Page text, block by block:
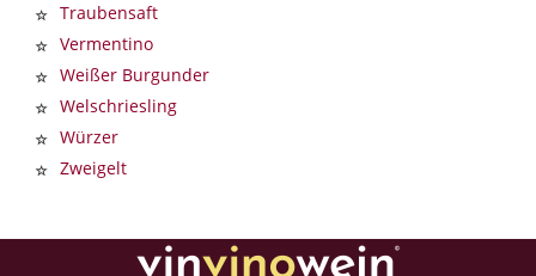
Traubensaft
Vermentino
Weißer Burgunder
Welschriesling
Würzer
Zweigelt